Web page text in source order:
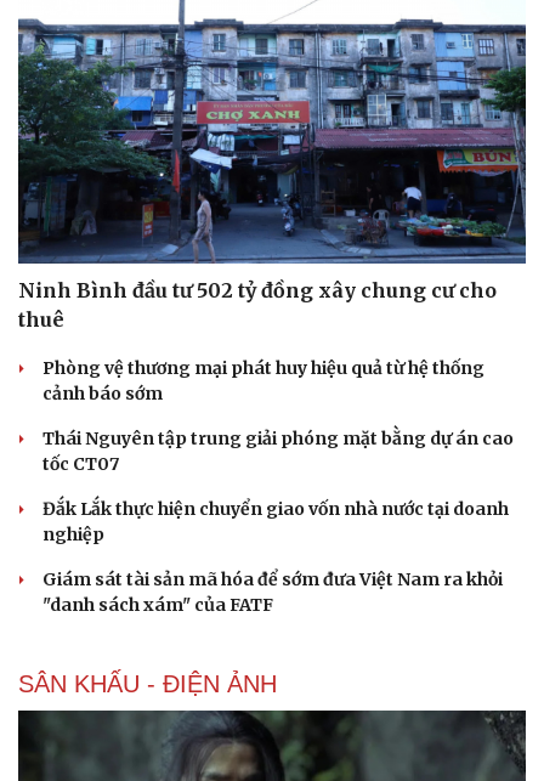
Ninh Bình đầu tư 502 tỷ đồng xây chung cư cho
thuê
Phòng vệ thương mại phát huy hiệu quả từ hệ thống
cảnh báo sớm
Thái Nguyên tập trung giải phóng mặt bằng dự án cao
tốc CT07
Đắk Lắk thực hiện chuyển giao vốn nhà nước tại doanh
nghiệp
Giám sát tài sản mã hóa để sớm đưa Việt Nam ra khỏi
"danh sách xám" của FATF
SÂN KHẤU - ĐIỆN ẢNH